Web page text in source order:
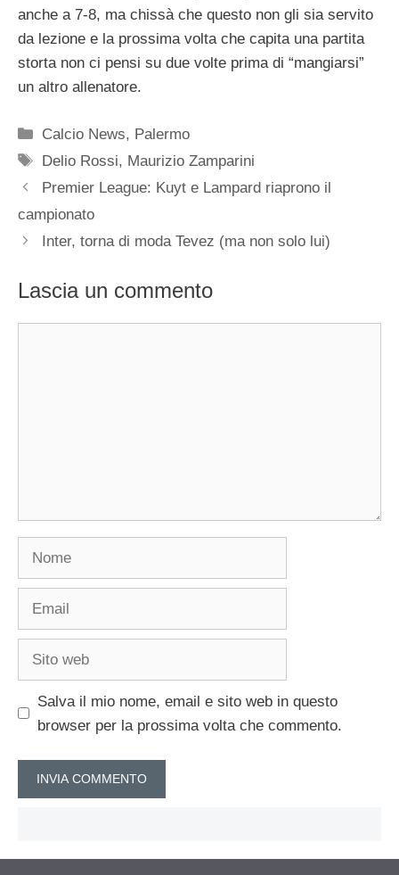
anche a 7-8, ma chissà che questo non gli sia servito
da lezione e la prossima volta che capita una partita
storta non ci pensi su due volte prima di “mangiarsi”
un altro allenatore.
Categorie
Calcio News, Palermo
Tag
Delio Rossi, Maurizio Zamparini
Premier League: Kuyt e Lampard riaprono il
campionato
Inter, torna di moda Tevez (ma non solo lui)
Lascia un commento
Salva il mio nome, email e sito web in questo
browser per la prossima volta che commento.